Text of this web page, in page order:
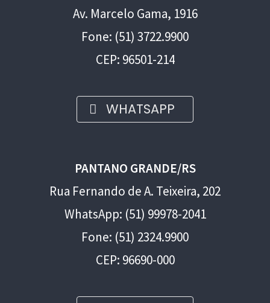
Av. Marcelo Gama, 1916
Fone: (51) 3722.9900
CEP: 96501-214
WHATSAPP
PANTANO GRANDE/RS
Rua Fernando de A. Teixeira, 202
WhatsApp: (51) 99978-2041
Fone: (51) 2324.9900
CEP: 96690-000